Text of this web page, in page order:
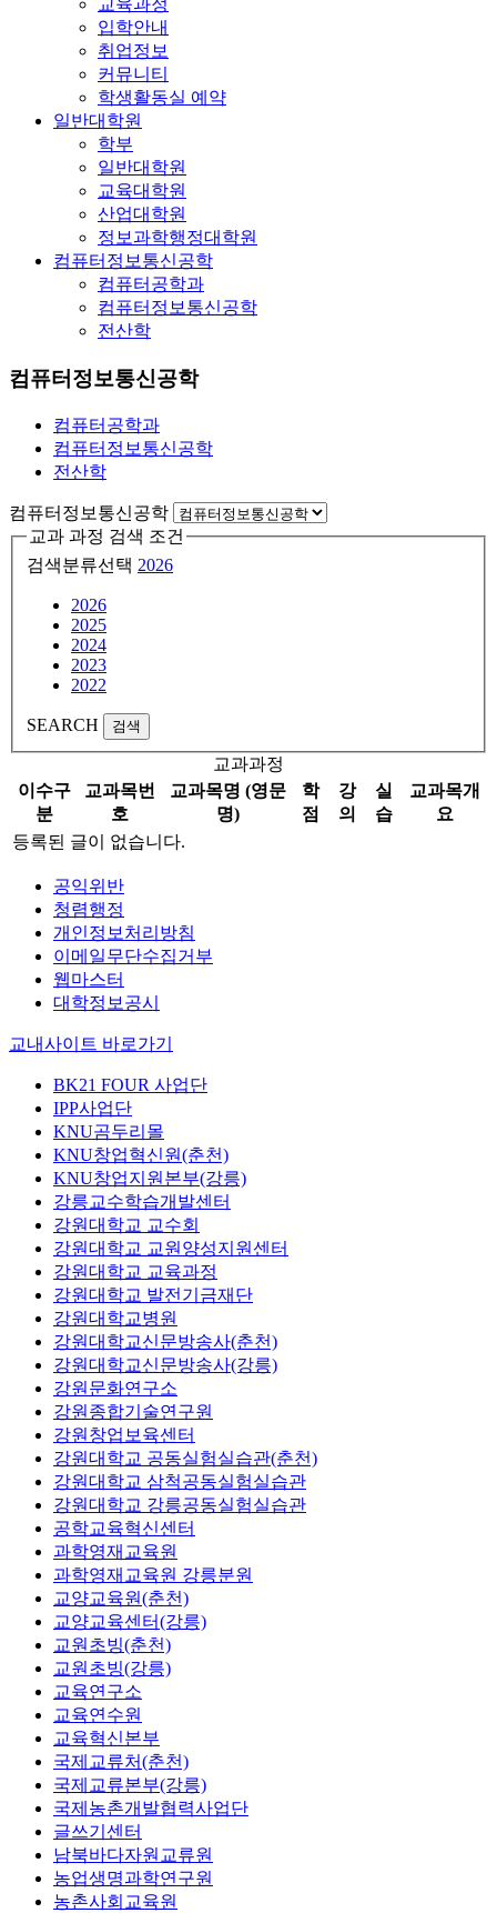
교육과정
입학안내
취업정보
커뮤니티
학생활동실 예약
일반대학원
학부
일반대학원
교육대학원
산업대학원
정보과학행정대학원
컴퓨터정보통신공학
컴퓨터공학과
컴퓨터정보통신공학
전산학
컴퓨터정보통신공학
컴퓨터공학과
컴퓨터정보통신공학
전산학
컴퓨터정보통신공학
교과 과정 검색 조건
검색분류선택 2026
2026
2025
2024
2023
2022
SEARCH 검색
교과과정
이수구
분
교과목번
호
교과목명 (영문
명)
학
점
강
의
실
습
교과목개
요
등록된 글이 없습니다.
공익위반
청렴행정
개인정보처리방침
이메일무단수집거부
웹마스터
대학정보공시
교내사이트 바로가기
BK21 FOUR 사업단
IPP사업단
KNU곰두리몰
KNU창업혁신원(춘천)
KNU창업지원본부(강릉)
강릉교수학습개발센터
강원대학교 교수회
강원대학교 교원양성지원센터
강원대학교 교육과정
강원대학교 발전기금재단
강원대학교병원
강원대학교신문방송사(춘천)
강원대학교신문방송사(강릉)
강원문화연구소
강원종합기술연구원
강원창업보육센터
강원대학교 공동실험실습관(춘천)
강원대학교 삼척공동실험실습관
강원대학교 강릉공동실험실습관
공학교육혁신센터
과학영재교육원
과학영재교육원 강릉분원
교양교육원(춘천)
교양교육센터(강릉)
교원초빙(춘천)
교원초빙(강릉)
교육연구소
교육연수원
교육혁신본부
국제교류처(춘천)
국제교류본부(강릉)
국제농촌개발협력사업단
글쓰기센터
남북바다자원교류원
농업생명과학연구원
농촌사회교육원